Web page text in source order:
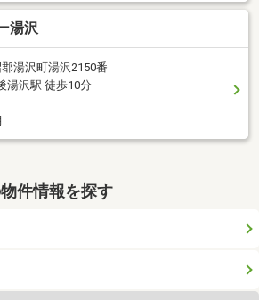
湯沢
湯沢町湯沢2150番
湯沢駅 徒歩10分
件情報を探す